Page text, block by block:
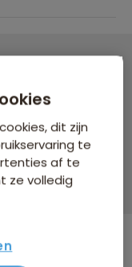
dit zijn
te
af te
ze volledig